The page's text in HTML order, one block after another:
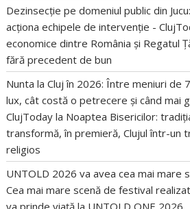
Dezinsecție pe domeniul public din
acționa echipele de intervenție -
economice dintre România și Regatul
fără precedent de bun
Nunta la Cluj în 2026: Între meniuri de
lux, cât costă o petrecere și când mai
ClujToday la Noaptea Bisericilor:
transformă, în premieră, Clujul într-un
religios
UNTOLD 2026 va avea cea mai mare
Cea mai mare scenă de festival